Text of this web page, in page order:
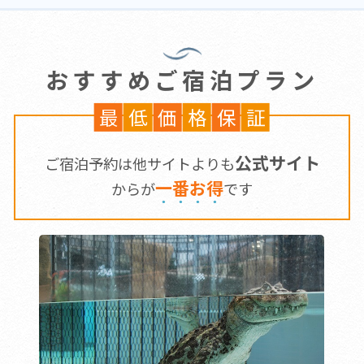
おすすめご宿泊プラン
最 低 価 格 保 証
ご宿泊予約は他サイトよりも公式サイト
からが一番お得です